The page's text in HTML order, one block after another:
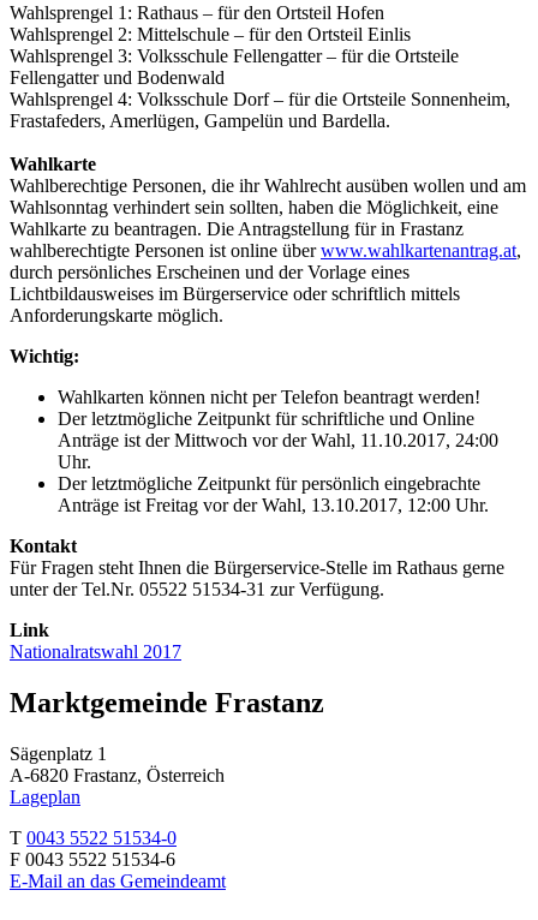
Wahlsprengel 1: Rathaus – für den Ortsteil Hofen
Wahlsprengel 2: Mittelschule – für den Ortsteil Einlis
Wahlsprengel 3: Volksschule Fellengatter – für die Ortsteile
Fellengatter und Bodenwald
Wahlsprengel 4: Volksschule Dorf – für die Ortsteile Sonnenheim,
Frastafeders, Amerlügen, Gampelün und Bardella.
Wahlkarte
Wahlberechtige Personen, die ihr Wahlrecht ausüben wollen und am
Wahlsonntag verhindert sein sollten, haben die Möglichkeit, eine
Wahlkarte zu beantragen. Die Antragstellung für in Frastanz
wahlberechtigte Personen ist online überwww.wahlkartenantrag.at,
durch persönliches Erscheinen und der Vorlage eines
Lichtbildausweises im Bürgerservice oder schriftlich mittels
Anforderungskarte möglich.
Wichtig:
Wahlkarten können nicht per Telefon beantragt werden!
Der letztmögliche Zeitpunkt für schriftliche und Online
Anträge ist der Mittwoch vor der Wahl, 11.10.2017, 24:00
Uhr.
Der letztmögliche Zeitpunkt für persönlich eingebrachte
Anträge ist Freitag vor der Wahl, 13.10.2017, 12:00 Uhr.
Kontakt
Für Fragen steht Ihnen die Bürgerservice-Stelle im Rathaus gerne
unter der Tel.Nr. 05522 51534-31 zur Verfügung.
Link
Nationalratswahl 2017
Marktgemeinde Frastanz
Sägenplatz 1
A-6820 Frastanz, Österreich
Lageplan
T 0043 5522 51534-0
F 0043 5522 51534-6
E-Mail an das Gemeindeamt